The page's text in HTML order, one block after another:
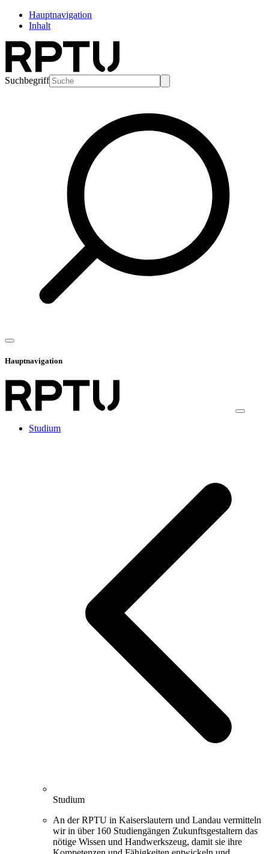
Hauptnavigation
Inhalt
Suchbegriff
Hauptnavigation
Studium
Studium
An der RPTU in Kaiserslautern und Landau vermitteln
wir in über 160 Studiengängen Zukunftsgestaltern das
nötige Wissen und Handwerkszeug, damit sie ihre